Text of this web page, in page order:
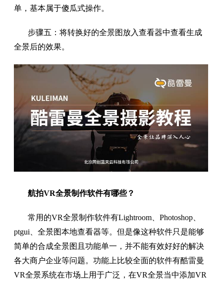
单，基本属于傻瓜式操作。
步骤五：将转换好的全景图放入查看器中查看生成
全景后的效果。
航拍VR全景制作软件有哪些？
常用的VR全景制作软件有Lightroom、Photoshop、
ptgui、全景图本地查看器等。但是像这种软件只是能够
简单的合成全景图且功能单一，并不能有效好好的解决
各大商户企业等问题。功能上比较全面的软件有酷雷曼
VR全景系统在市场上用于广泛，在VR全景当中添加VR